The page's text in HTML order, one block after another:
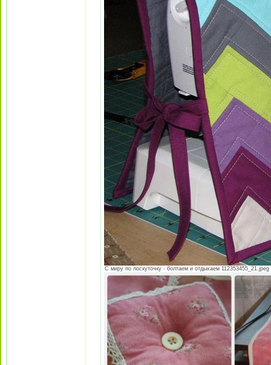
С миру по лоскуточку - болтаем и отдыхаем